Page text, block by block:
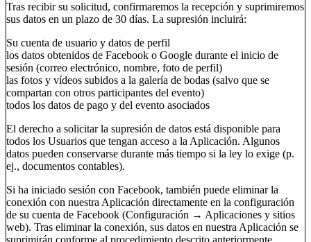
Tras recibir su solicitud, confirmaremos la recepción y suprimiremos
sus datos en un plazo de 30 días. La supresión incluirá:
Su cuenta de usuario y datos de perfil
los datos obtenidos de Facebook o Google durante el inicio de
sesión (correo electrónico, nombre, foto de perfil)
las fotos y vídeos subidos a la galería de bodas (salvo que se
compartan con otros participantes del evento)
todos los datos de pago y del evento asociados
El derecho a solicitar la supresión de datos está disponible para
todos los Usuarios que tengan acceso a la Aplicación. Algunos
datos pueden conservarse durante más tiempo si la ley lo exige (p.
ej., documentos contables).
Si ha iniciado sesión con Facebook, también puede eliminar la
conexión con nuestra Aplicación directamente en la configuración
de su cuenta de Facebook (Configuración → Aplicaciones y sitios
web). Tras eliminar la conexión, sus datos en nuestra Aplicación se